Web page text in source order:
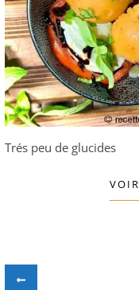
Trés peu de glucides
VOIR